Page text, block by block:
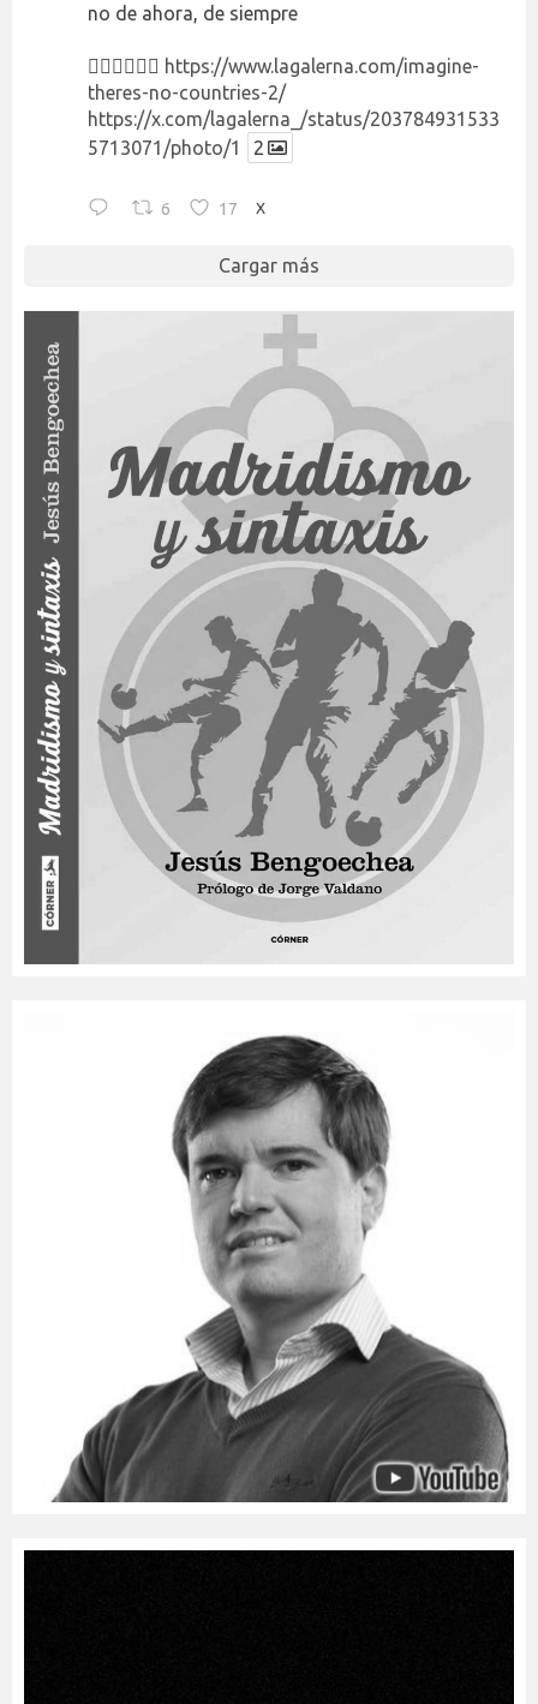
no de ahora, de siempre
👉🏻👉🏻👉🏻 https://www.lagalerna.com/imagine-
theres-no-countries-2/
https://x.com/lagalerna_/status/203784931533
5713071/photo/1
2
6 17 X
Cargar más